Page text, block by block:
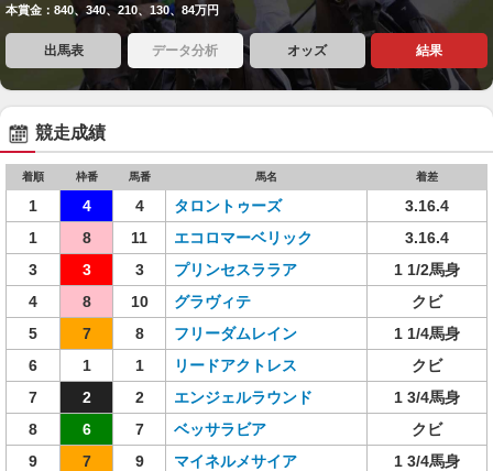
本賞金：840、340、210、130、84万円
出馬表 データ分析 オッズ 結果
競走成績
着順 枠番 馬番 馬名 着差
1 4 4 タロントゥーズ
3.16.4
1
8 11 エコロマーベリック
3.16.4
3
3 3 プリンセスララア
1 1/2馬身
4
8 10 グラヴィテ
クビ
5
7 8 フリーダムレイン
1 1/4馬身
6
1 1 リードアクトレス
クビ
7
2 2 エンジェルラウンド
1 3/4馬身
8
6 7 ベッサラビア
クビ
9
7 9 マイネルメサイア
1 3/4馬身